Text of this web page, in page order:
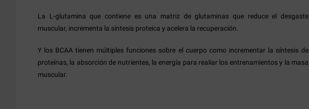
La L-glutamina que contiene es una matriz de glutaminas que reduce el desgaste
muscular, incrementa la síntesis proteica y acelera la recuperación.
Y los BCAA tienen múltiples funciones sobre el cuerpo como incrementar la síntesis de
proteínas, la absorción de nutrientes, la energía para realiar los entrenamientos y la masa
muscular.